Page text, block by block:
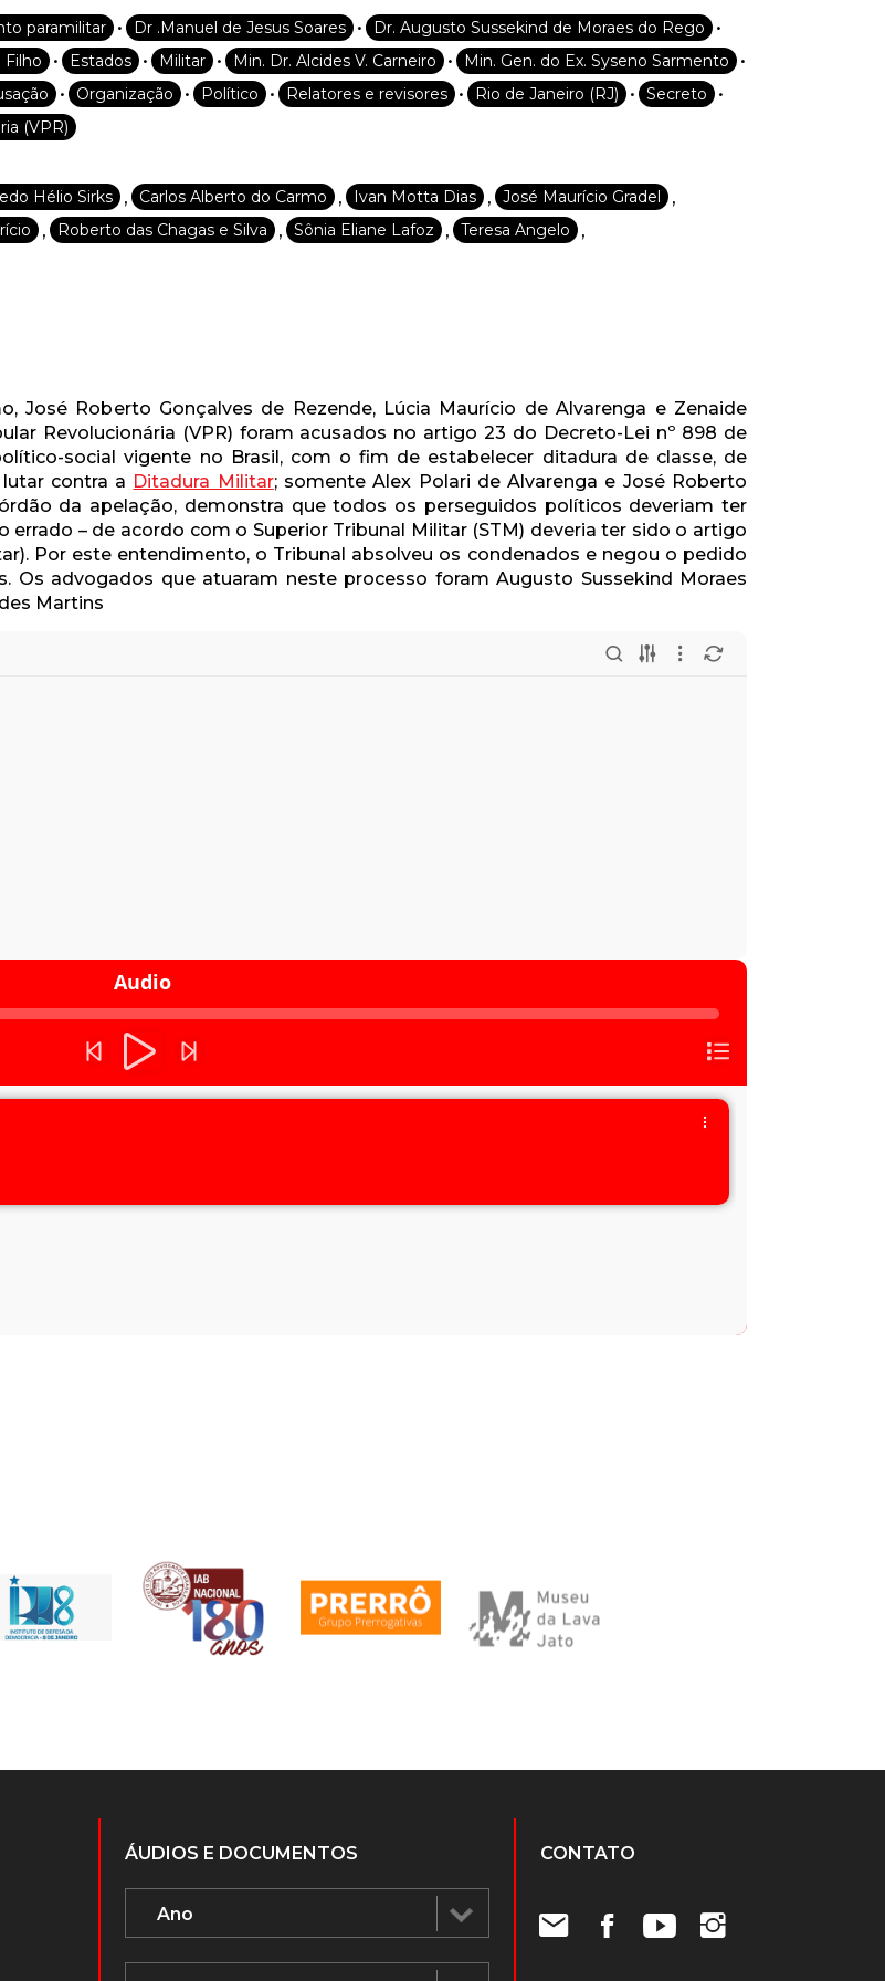
paramilitar • Dr .Manuel de Jesus Soares • Dr. Augusto Sussekind de Moraes do Rego •
Filho • Estados • Militar • Min. Dr. Alcides V. Carneiro • Min. Gen. do Ex. Syseno Sarmento •
• Organização • Político • Relatores e revisores • Rio de Janeiro (RJ) • Secreto •
(VPR)
Hélio Sirks , Carlos Alberto do Carmo , Ivan Motta Dias , José Maurício Gradel ,
, Roberto das Chagas e Silva , Sônia Eliane Lafoz , Teresa Angelo ,
José Roberto Gonçalves de Rezende, Lúcia Maurício de Alvarenga e Zenaide
Revolucionária (VPR) foram acusados no artigo 23 do Decreto-Lei nº 898 de
social vigente no Brasil, com o fim de estabelecer ditadura de classe, de
contra a Ditadura Militar; somente Alex Polari de Alvarenga e José Roberto
da apelação, demonstra que todos os perseguidos políticos deveriam ter
– de acordo com o Superior Tribunal Militar (STM) deveria ter sido o artigo
Por este entendimento, o Tribunal absolveu os condenados e negou o pedido
Os advogados que atuaram neste processo foram Augusto Sussekind Moraes
Martins
Audio
ÁUDIOS E DOCUMENTOS CONTATO
CADASTRAR